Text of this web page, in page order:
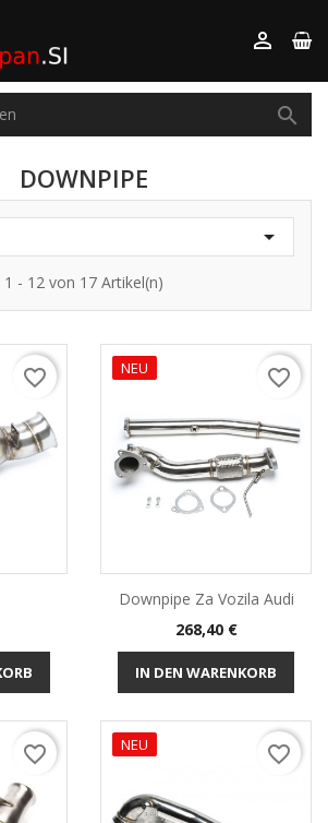


DOWNPIPE

1 - 12 von 17 Artikel(n)
favorite_border NEU
Downpipe Za Vozila Audi
Preis
268,40 €
IN DEN WARENKORB
favorite_border
favorite_border NEU favorite_border